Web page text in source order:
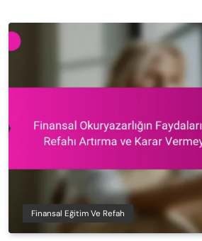
Finansal Eğitim Ve Refah